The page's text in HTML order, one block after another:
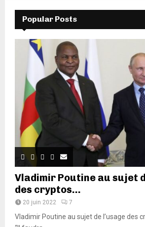
Popular Posts
Vladimir Poutine au sujet
des cryptos...
20 juin 2022 7
Vladimir Poutine au sujet de l’usage des